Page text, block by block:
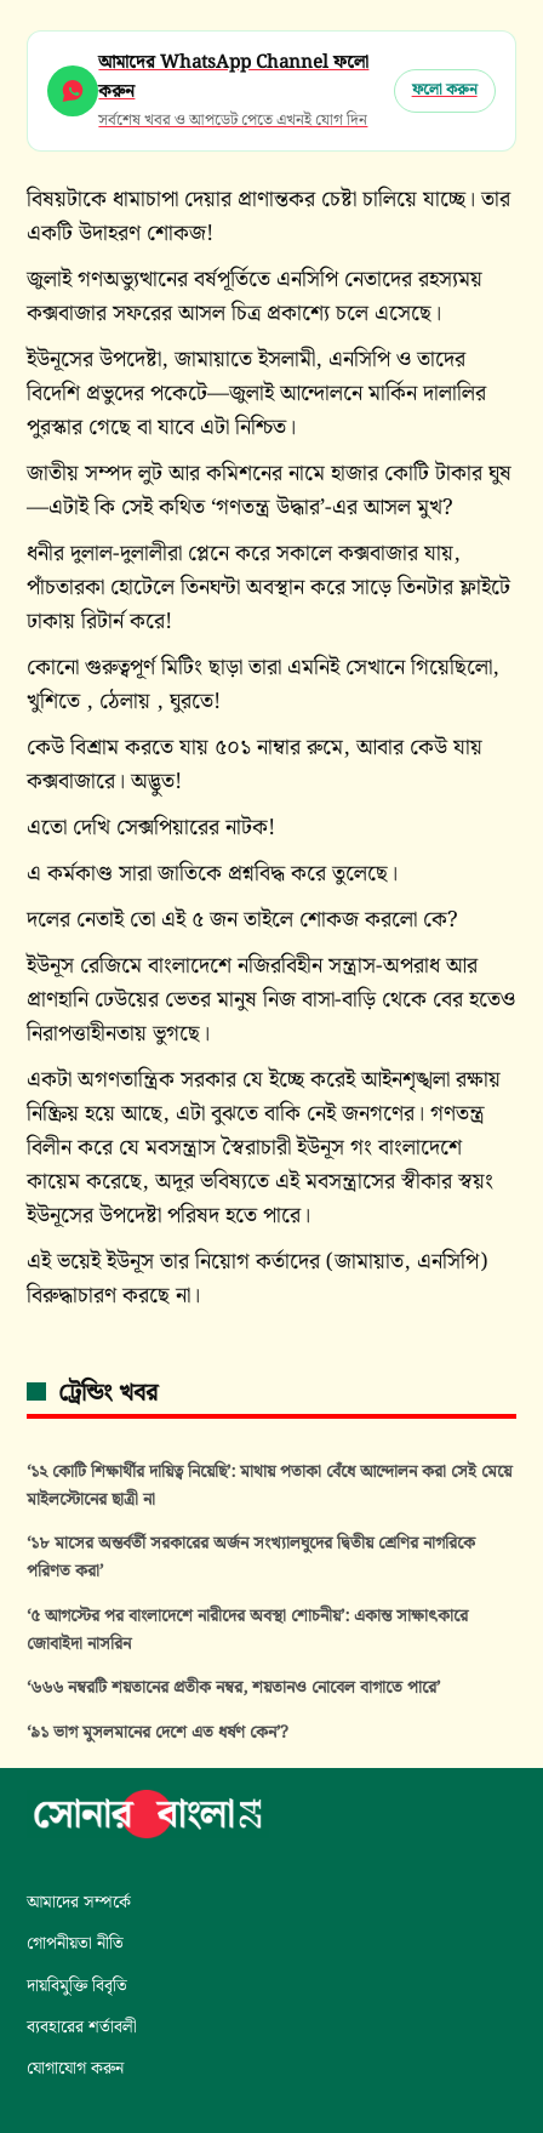
আমাদের WhatsApp Channel ফলো
করুন
সর্বশেষ খবর ও আপডেট পেতে এখনই যোগ দিন
ফলো করুন
বিষয়টাকে ধামাচাপা দেয়ার প্রাণান্তকর চেষ্টা চালিয়ে যাচ্ছে। তার
একটি উদাহরণ শোকজ!
জুলাই গণঅভ্যুত্থানের বর্ষপূর্তিতে এনসিপি নেতাদের রহস্যময়
কক্সবাজার সফরের আসল চিত্র প্রকাশ্যে চলে এসেছে।
ইউনূসের উপদেষ্টা, জামায়াতে ইসলামী, এনসিপি ও তাদের
বিদেশি প্রভুদের পকেটে—জুলাই আন্দোলনে মার্কিন দালালির
পুরস্কার গেছে বা যাবে এটা নিশ্চিত।
জাতীয় সম্পদ লুট আর কমিশনের নামে হাজার কোটি টাকার ঘুষ
—এটাই কি সেই কথিত ‘গণতন্ত্র উদ্ধার’-এর আসল মুখ?
ধনীর দুলাল-দুলালীরা প্লেনে করে সকালে কক্সবাজার যায়,
পাঁচতারকা হোটেলে তিনঘন্টা অবস্থান করে সাড়ে তিনটার ফ্লাইটে
ঢাকায় রিটার্ন করে!
কোনো গুরুত্বপূর্ণ মিটিং ছাড়া তারা এমনিই সেখানে গিয়েছিলো,
খুশিতে , ঠেলায় , ঘুরতে!
কেউ বিশ্রাম করতে যায় ৫০১ নাম্বার রুমে, আবার কেউ যায়
কক্সবাজারে। অদ্ভুত!
এতো দেখি সেক্সপিয়ারের নাটক!
এ কর্মকাণ্ড সারা জাতিকে প্রশ্নবিদ্ধ করে তুলেছে।
দলের নেতাই তো এই ৫ জন তাইলে শোকজ করলো কে?
ইউনূস রেজিমে বাংলাদেশে নজিরবিহীন সন্ত্রাস-অপরাধ আর
প্রাণহানি ঢেউয়ের ভেতর মানুষ নিজ বাসা-বাড়ি থেকে বের হতেও
নিরাপত্তাহীনতায় ভুগছে।
একটা অগণতান্ত্রিক সরকার যে ইচ্ছে করেই আইনশৃঙ্খলা রক্ষায়
নিষ্ক্রিয় হয়ে আছে, এটা বুঝতে বাকি নেই জনগণের। গণতন্ত্র
বিলীন করে যে মবসন্ত্রাস স্বৈরাচারী ইউনূস গং বাংলাদেশে
কায়েম করেছে, অদূর ভবিষ্যতে এই মবসন্ত্রাসের স্বীকার স্বয়ং
ইউনূসের উপদেষ্টা পরিষদ হতে পারে।
এই ভয়েই ইউনূস তার নিয়োগ কর্তাদের (জামায়াত, এনসিপি)
বিরুদ্ধাচারণ করছে না।
ট্রেন্ডিং খবর
‘১২ কোটি শিক্ষার্থীর দায়িত্ব নিয়েছি’: মাথায় পতাকা বেঁধে আন্দোলন করা সেই মেয়ে
মাইলস্টোনের ছাত্রী না
‘১৮ মাসের অন্তর্বর্তী সরকারের অর্জন সংখ্যালঘুদের দ্বিতীয় শ্রেণির নাগরিকে
পরিণত করা’
‘৫ আগস্টের পর বাংলাদেশে নারীদের অবস্থা শোচনীয়’: একান্ত সাক্ষাৎকারে
জোবাইদা নাসরিন
‘৬৬৬ নম্বরটি শয়তানের প্রতীক নম্বর, শয়তানও নোবেল বাগাতে পারে’
‘৯১ ভাগ মুসলমানের দেশে এত ধর্ষণ কেন’?
আমাদের সম্পর্কে
গোপনীয়তা নীতি
দায়বিমুক্তি বিবৃতি
ব্যবহারের শর্তাবলী
যোগাযোগ করুন